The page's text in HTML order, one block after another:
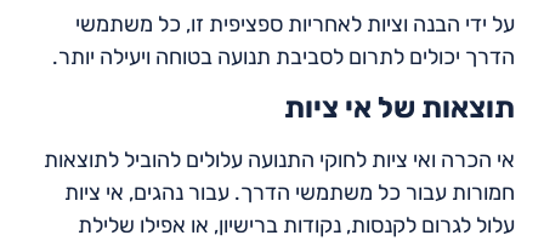
על ידי הבנה וציות לאחריות ספציפית זו, כל משתמשי
הדרך יכולים לתרום לסביבת תנועה בטוחה ויעילה יותר.
תוצאות של אי ציות
אי הכרה ואי ציות לחוקי התנועה עלולים להוביל לתוצאות
חמורות עבור כל משתמשי הדרך. עבור נהגים, אי ציות
עלול לגרום לקנסות, נקודות ברישיון, או אפילו שלילת